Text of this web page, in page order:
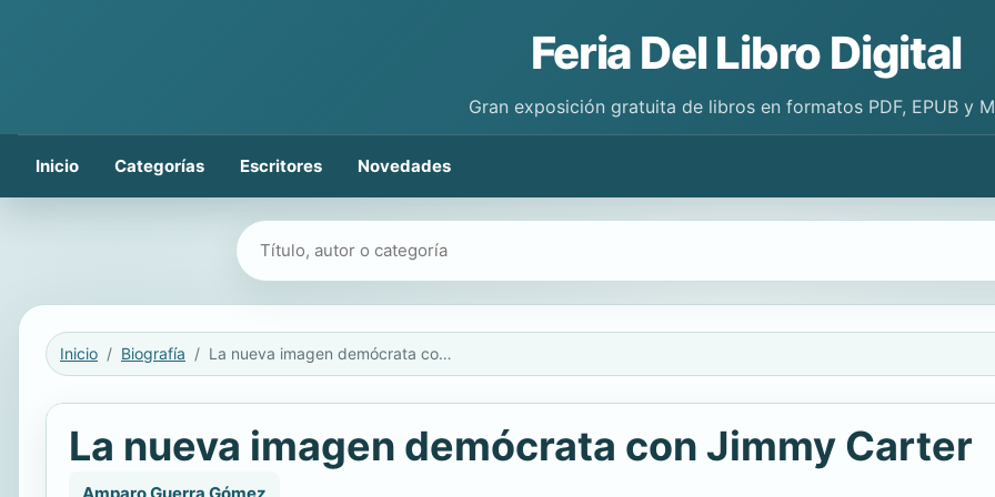
Feria Del Libro Digital
Gran exposición gratuita de libros en formatos PDF, EPUB y
Inicio Categorías Escritores Novedades
Buscar libros
Inicio Biografía La nueva imagen demócrata con Jimmy Carter
La nueva imagen demócrata con Jimmy Carter